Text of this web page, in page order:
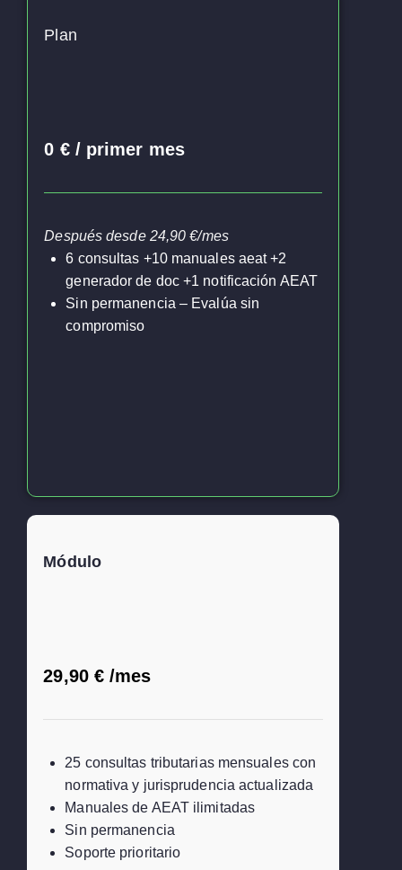
Plan
0 € / primer mes
Después desde 24,90 €/mes
6 consultas +10 manuales aeat +2
generador de doc +1 notificación AEAT
Sin permanencia – Evalúa sin
compromiso
Módulo
29,90 € /mes
25 consultas tributarias mensuales con
normativa y jurisprudencia actualizada
Manuales de AEAT ilimitadas
Sin permanencia
Soporte prioritario
anuales
anuales
funciones